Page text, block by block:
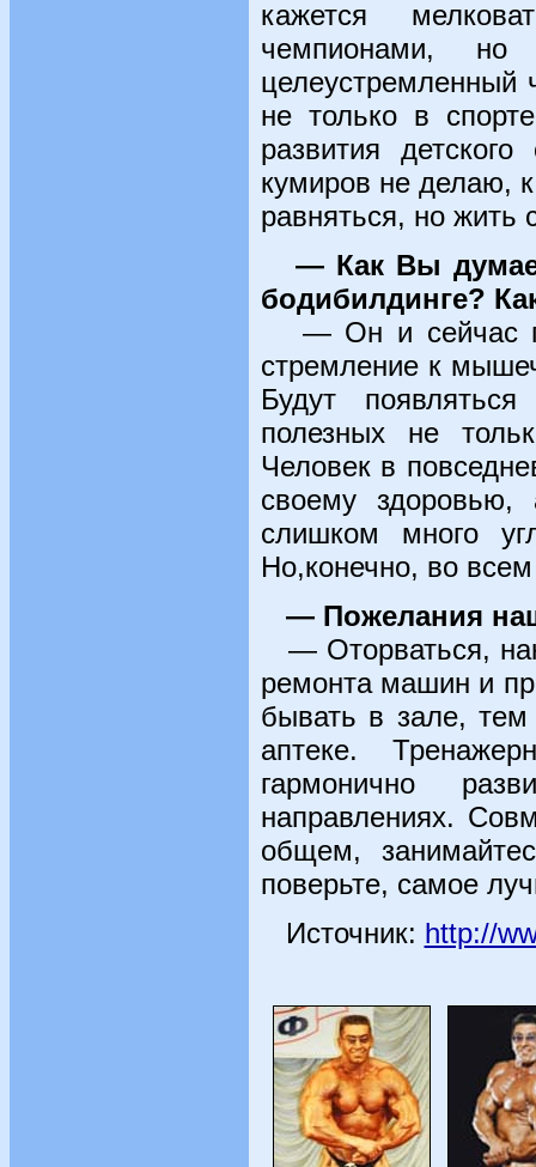
кажется
чемпионами,
целеустремленный
не только в
развития
кумиров не делаю,
равняться, но жить
— Как Вы
бодибилдинге?
— Он и сейчас
стремление к
Будут
полезных не
Человек в
своему здоровью,
слишком много
Но,конечно, во
— Пожелания
— Оторваться,
ремонта машин и
бывать в зале,
аптеке.
гармонично
направлениях.
общем,
поверьте, самое
Источник: http://